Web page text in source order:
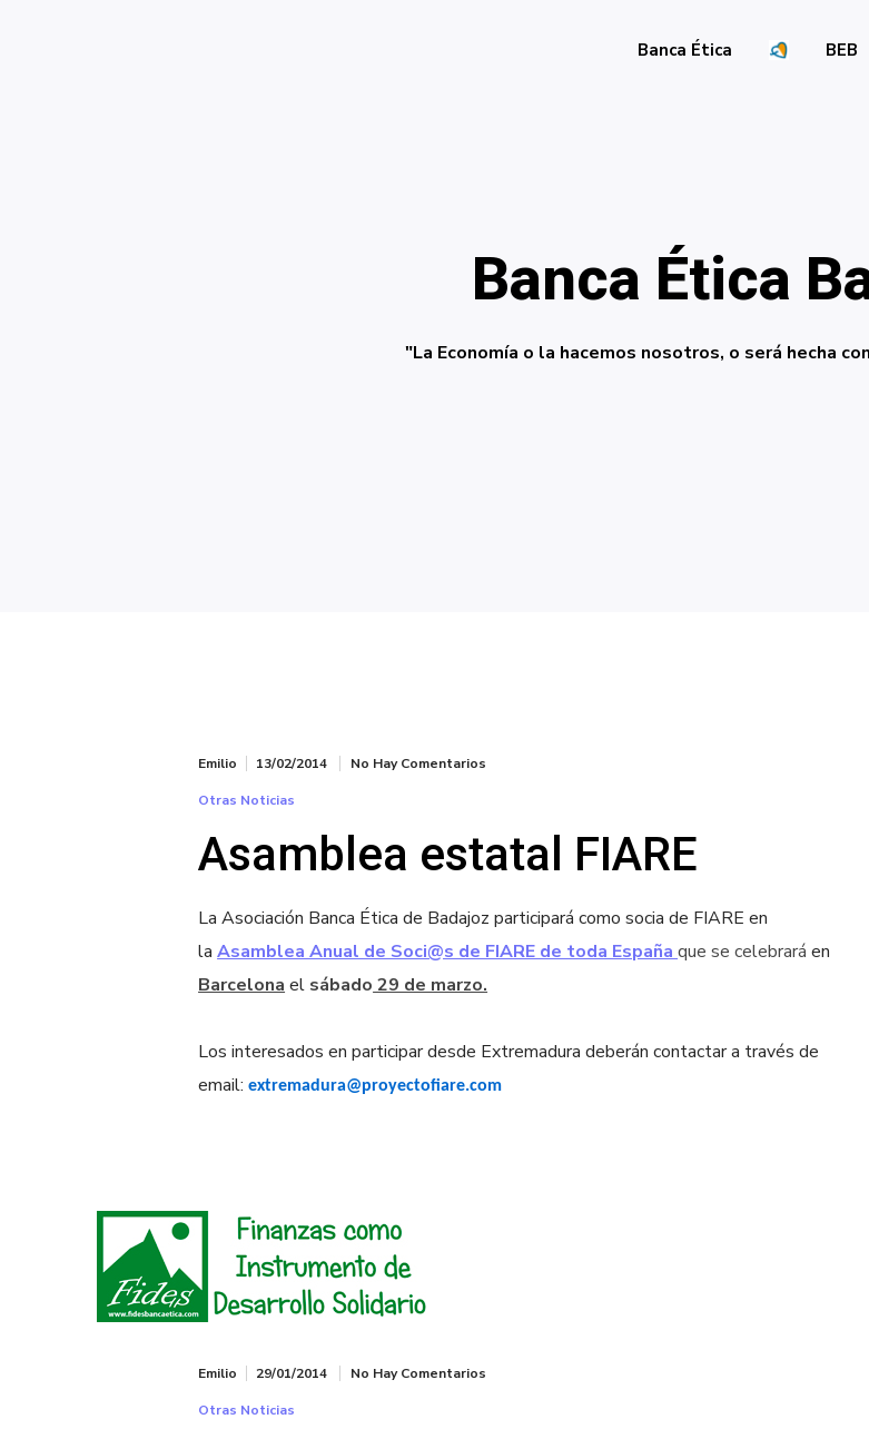
Banca Ética BEB
Banca Ética
"La Economía o la hacemos nosotros, o será hecha
Emilio 13/02/2014 No Hay Comentarios
Otras Noticias
Asamblea estatal FIARE
La Asociación Banca Ética de Badajoz participará como socia de FIARE en
laAsamblea Anual de Soci@s de FIARE de toda Españaque se celebraráen
Barcelona el sábado 29 de marzo.
Los interesados en participar desde Extremadura deberán contactar a través de
email:extremadura@proyectofiare.com
Emilio 29/01/2014 No Hay Comentarios
Otras Noticias